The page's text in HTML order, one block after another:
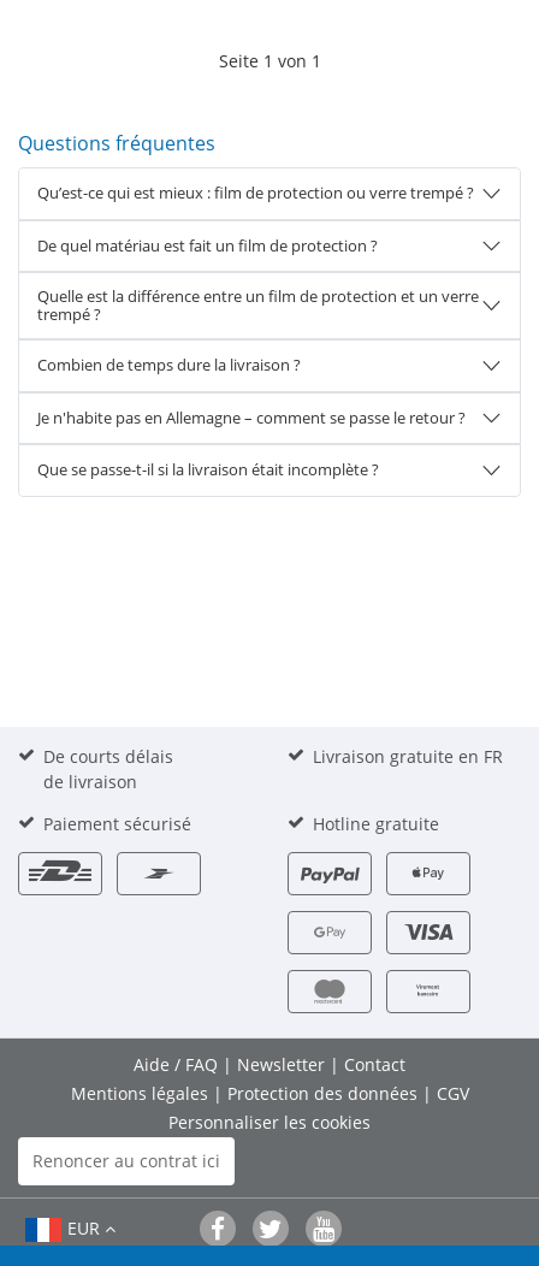
Seite 1 von 1
Questions fréquentes
Qu’est-ce qui est mieux : film de protection ou verre trempé ?
De quel matériau est fait un film de protection ?
Quelle est la différence entre un film de protection et un verre
trempé ?
Combien de temps dure la livraison ?
Je n'habite pas en Allemagne – comment se passe le retour ?
Que se passe-t-il si la livraison était incomplète ?
De courts délais
de livraison
Livraison gratuite en FR
Paiement sécurisé Hotline gratuite
Aide / FAQ | Newsletter | Contact
Mentions légales | Protection des données | CGV
Personnaliser les cookies
Renoncer au contrat ici
EUR